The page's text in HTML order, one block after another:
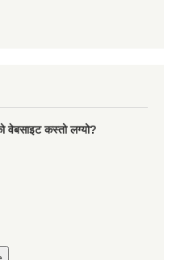
वेबसाइट कस्तो लग्यो?